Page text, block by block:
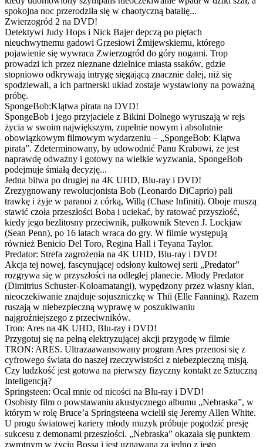
spokojna noc przerodziła się w chaotyczną batalię...
Zwierzogród 2 na DVD!
Detektywi Judy Hops i Nick Bajer depczą po piętach
nieuchwytnemu gadowi Grzesiowi Żmijewskiemu, którego
pojawienie się wywraca Zwierzogród do góry nogami. Trop
prowadzi ich przez nieznane dzielnice miasta ssaków, gdzie
stopniowo odkrywają intrygę sięgającą znacznie dalej, niż się
spodziewali, a ich partnerski układ zostaje wystawiony na poważną
próbę.
SpongeBob:Klątwa pirata na DVD!
SpongeBob i jego przyjaciele z Bikini Dolnego wyruszają w rejs
życia w swoim największym, zupełnie nowym i absolutnie
obowiązkowym filmowym wydarzeniu – „SpongeBob: Klątwa
pirata”. Zdeterminowany, by udowodnić Panu Krabowi, że jest
naprawdę odważny i gotowy na wielkie wyzwania, SpongeBob
podejmuje śmiałą decyzję...
Jedna bitwa po drugiej na 4K UHD, Blu-ray i DVD!
Zrezygnowany rewolucjonista Bob (Leonardo DiCaprio) pali
trawkę i żyje w paranoi z córką, Willą (Chase Infiniti). Oboje muszą
stawić czoła przeszłości Boba i uciekać, by ratować przyszłość,
kiedy jego bezlitosny przeciwnik, pułkownik Steven J. Lockjaw
(Sean Penn), po 16 latach wraca do gry. W filmie występują
również Benicio Del Toro, Regina Hall i Teyana Taylor.
Predator: Strefa zagrożenia na 4K UHD, Blu-ray i DVD!
Akcja tej nowej, fascynującej odsłony kultowej serii „Predator”
rozgrywa się w przyszłości na odległej planecie. Młody Predator
(Dimitrius Schuster-Koloamatangi), wypędzony przez własny klan,
nieoczekiwanie znajduje sojuszniczkę w Thii (Elle Fanning). Razem
ruszają w niebezpieczną wyprawę w poszukiwaniu
najgroźniejszego z przeciwników.
Tron: Ares na 4K UHD, Blu-ray i DVD!
Przygotuj się na pełną elektryzującej akcji przygodę w filmie
TRON: ARES. Ultrazaawansowany program Ares przenosi się z
cyfrowego świata do naszej rzeczywistości z niebezpieczną misją.
Czy ludzkość jest gotowa na pierwszy fizyczny kontakt ze Sztuczną
Inteligencją?
Springsteen: Ocal mnie od nicości na Blu-ray i DVD!
Osobisty film o powstawaniu akustycznego albumu „Nebraska”, w
którym w rolę Bruce’a Springsteena wcielił się Jeremy Allen White.
U progu światowej kariery młody muzyk próbuje pogodzić presję
sukcesu z demonami przeszłości. „Nebraska” okazała się punktem
zwrotnym w życiu Bossa i jest uznawana za jedno z jego